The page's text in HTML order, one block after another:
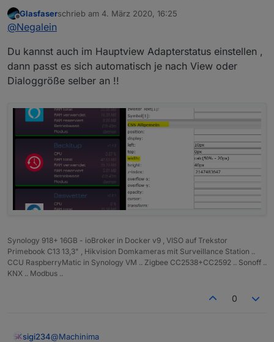
Danke
Ich hab mich schon gewundert, dass im
MaterialWidget keine Einstellungen sind.
Offline
Glasfaserschrieb am 4. März 2020, 16:25
zuletzt editiert von
@Negalein
Du kannst auch im Hauptview Adapterstatus einstellen ,
dann passt es sich automatisch je nach View oder
Dialoggröße selber an !!
Synology 918+ 16GB - ioBroker in Docker v9 , VISO auf Trekstor
Primebook C13 13,3" , Hikvision Domkameras mit Surveillance Station ..
CCU RaspberryMatic in Synology VM .. Zigbee CC2538+CC2592 .. Sonoff ..
KNX .. Modbus ..
0
sigi234@Machinima